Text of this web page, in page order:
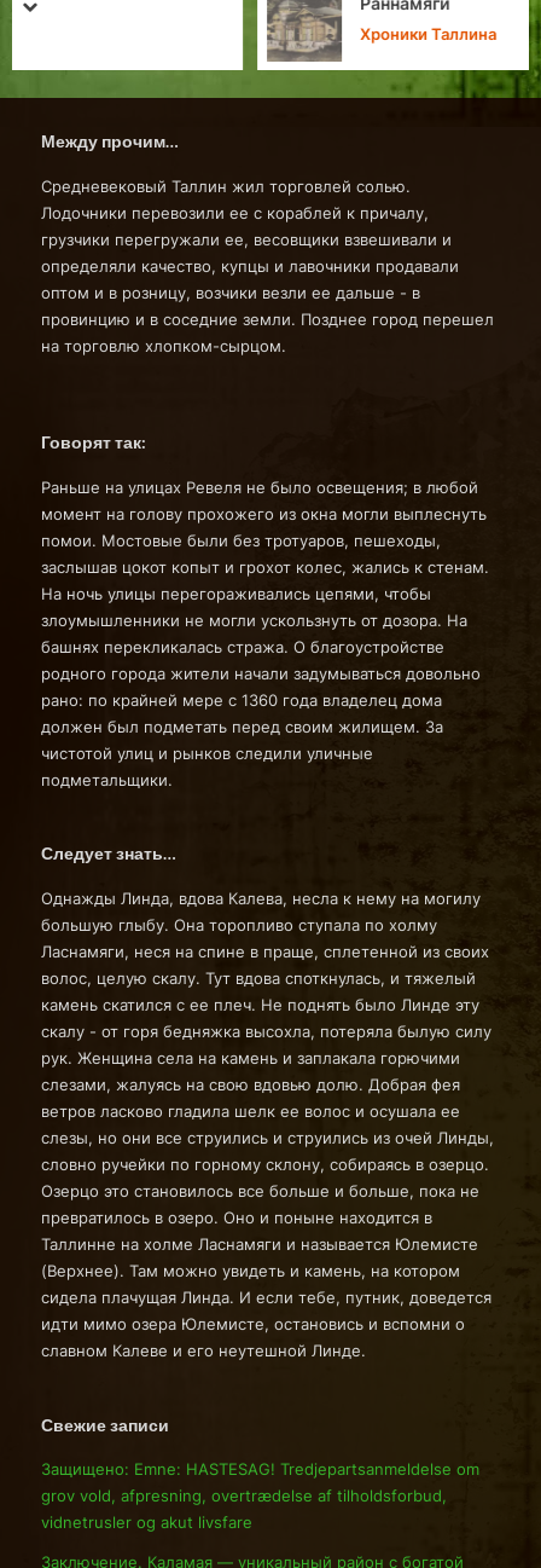
Хроники Таллина
prev
next
Между прочим…
Средневековый Таллин жил торговлей солью.
Лодочники перевозили ее с кораблей к причалу,
грузчики перегружали ее, весовщики взвешивали и
определяли качество, купцы и лавочники продавали
оптом и в розницу, возчики везли ее дальше - в
провинцию и в соседние земли. Позднее город перешел
на торговлю хлопком-сырцом.
Говорят так:
Раньше на улицах Ревеля не было освещения; в любой
момент на голову прохожего из окна могли выплеснуть
помои. Мостовые были без тротуаров, пешеходы,
заслышав цокот копыт и грохот колес, жались к стенам.
На ночь улицы перегораживались цепями, чтобы
злоумышленники не могли ускользнуть от дозора. На
башнях перекликалась стража. О благоустройстве
родного города жители начали задумываться довольно
рано: по крайней мере с 1360 года владелец дома
должен был подметать перед своим жилищем. За
чистотой улиц и рынков следили уличные
подметальщики.
Следует знать…
Однажды Линда, вдова Калева, несла к нему на могилу
большую глыбу. Она торопливо ступала по холму
Ласнамяги, неся на спине в праще, сплетенной из своих
волос, целую скалу. Тут вдова споткнулась, и тяжелый
камень скатился с ее плеч. Не поднять было Линде эту
скалу - от горя бедняжка высохла, потеряла былую силу
рук. Женщина села на камень и заплакала горючими
слезами, жалуясь на свою вдовью долю. Добрая фея
ветров ласково гладила шелк ее волос и осушала ее
слезы, но они все струились и струились из очей Линды,
словно ручейки по горному склону, собираясь в озерцо.
Озерцо это становилось все больше и больше, пока не
превратилось в озеро. Оно и поныне находится в
Таллинне на холме Ласнамяги и называется Юлемисте
(Верхнее). Там можно увидеть и камень, на котором
сидела плачущая Линда. И если тебе, путник, доведется
идти мимо озера Юлемисте, остановись и вспомни о
славном Калеве и его неутешной Линде.
Свежие записи
Защищено: Emne: HASTESAG! Tredjepartsanmeldelse om
grov vold, afpresning, overtrædelse af tilholdsforbud,
vidnetrusler og akut livsfare
Заключение. Каламая — уникальный район с богатой